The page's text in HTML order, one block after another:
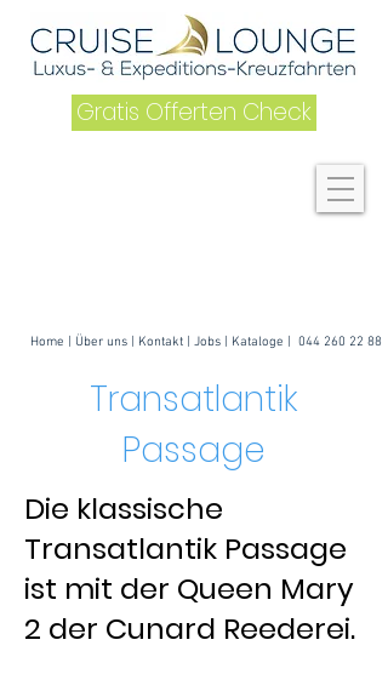
Home Über uns | Kontakt Jobs Kataloge 044 260 22 88
Gratis Offerten Check
Transatlantik
Passage
Die klassische
Transatlantik Passage
ist mit der Queen Mary
2 der Cunard Reederei.